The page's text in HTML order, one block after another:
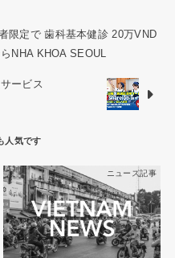
限定で 歯科基本健診 20万VND
NHA KHOA SEOUL
ービス
ニュース記事